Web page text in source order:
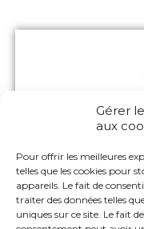
Gérer
aux
Pour offrir les meilleures
telles que les cookies pour
appareils. Le fait de
traiter des données telles
uniques sur ce site. Le fait
(Re)
catégories,
votre site